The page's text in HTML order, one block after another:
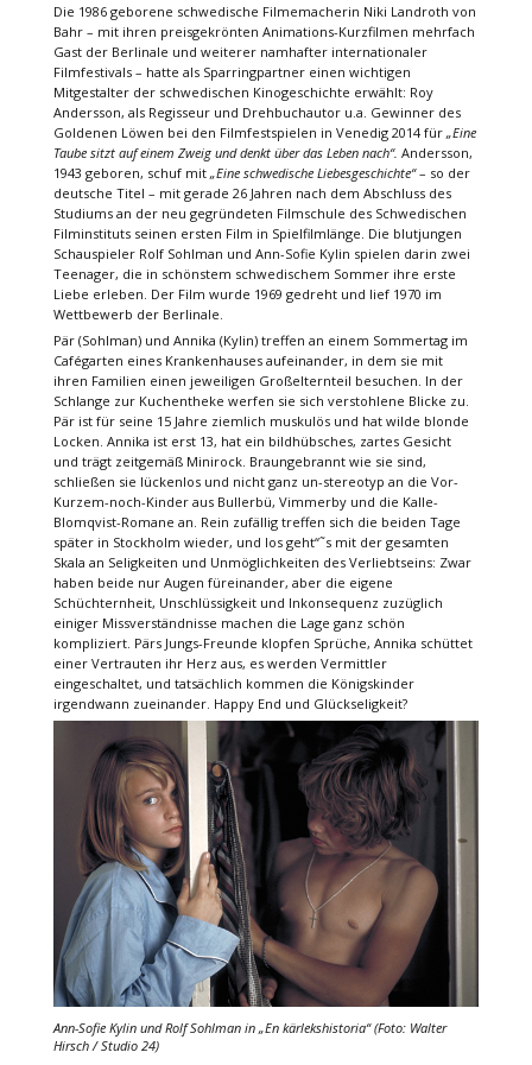
Die 1986 geborene schwedische Filmemacherin Niki Landroth von
Bahr – mit ihren preisgekrönten Animations-Kurzfilmen mehrfach
Gast der Berlinale und weiterer namhafter internationaler
Filmfestivals – hatte als Sparringpartner einen wichtigen
Mitgestalter der schwedischen Kinogeschichte erwählt: Roy
Andersson, als Regisseur und Drehbuchautor u.a. Gewinner des
Goldenen Löwen bei den Filmfestspielen in Venedig 2014 für „Eine
Taube sitzt auf einem Zweig und denkt über das Leben nach“. Andersson,
1943 geboren, schuf mit „Eine schwedische Liebesgeschichte“– so der
deutsche Titel – mit gerade 26 Jahren nach dem Abschluss des
Studiums an der neu gegründeten Filmschule des Schwedischen
Filminstituts seinen ersten Film in Spielfilmlänge. Die blutjungen
Schauspieler Rolf Sohlman und Ann-Sofie Kylin spielen darin zwei
Teenager, die in schönstem schwedischem Sommer ihre erste
Liebe erleben. Der Film wurde 1969 gedreht und lief 1970 im
Wettbewerb der Berlinale.
Pär (Sohlman) und Annika (Kylin) treffen an einem Sommertag im
Cafégarten eines Krankenhauses aufeinander, in dem sie mit
ihren Familien einen jeweiligen Großelternteil besuchen. In der
Schlange zur Kuchentheke werfen sie sich verstohlene Blicke zu.
Pär ist für seine 15 Jahre ziemlich muskulös und hat wilde blonde
Locken. Annika ist erst 13, hat ein bildhübsches, zartes Gesicht
und trägt zeitgemäß Minirock. Braungebrannt wie sie sind,
schließen sie lückenlos und nicht ganz un-stereotyp an die Vor-
Kurzem-noch-Kinder aus Bullerbü, Vimmerby und die Kalle-
Blomqvist-Romane an. Rein zufällig treffen sich die beiden Tage
später in Stockholm wieder, und los geht“˜s mit der gesamten
Skala an Seligkeiten und Unmöglichkeiten des Verliebtseins: Zwar
haben beide nur Augen füreinander, aber die eigene
Schüchternheit, Unschlüssigkeit und Inkonsequenz zuzüglich
einiger Missverständnisse machen die Lage ganz schön
kompliziert. Pärs Jungs-Freunde klopfen Sprüche, Annika schüttet
einer Vertrauten ihr Herz aus, es werden Vermittler
eingeschaltet, und tatsächlich kommen die Königskinder
irgendwann zueinander. Happy End und Glückseligkeit?
Ann-Sofie Kylin und Rolf Sohlman in „En kärlekshistoria“(Foto: Walter
Hirsch / Studio 24)